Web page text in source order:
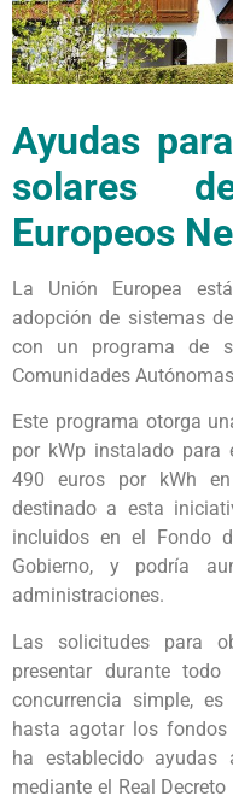
Ayudas
solares
Europeos
La Unión Europea
adopción de sistemas
con un programa de
Comunidades
Este programa otorga
por kWp instalado para
490 euros por kWh
destinado a esta
incluidos en el Fondo
Gobierno, y podría
administraciones.
Las solicitudes para
presentar durante
concurrencia simple,
hasta agotar los fondos
ha establecido ayudas
mediante el Real